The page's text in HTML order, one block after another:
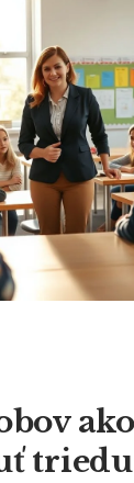
ako